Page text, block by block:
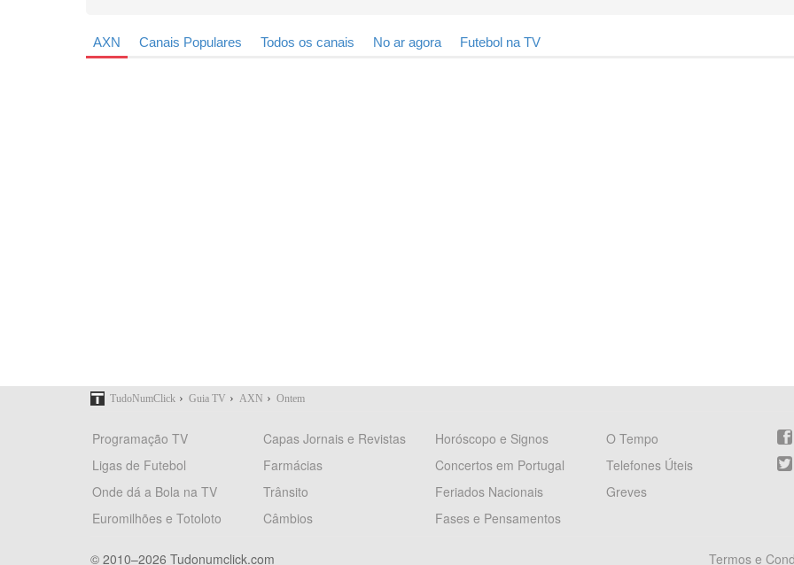
AXN Canais Populares Todos os canais No ar agora Futebol na TV
TudoNumClick › Guia TV › AXN › Ontem
Programação TV
Ligas de Futebol
Onde dá a Bola na TV
Euromilhões e Totoloto
Capas Jornais e Revistas
Farmácias
Trânsito
Câmbios
Horóscopo e Signos
Concertos em Portugal
Feriados Nacionais
Fases e Pensamentos
O Tempo
Telefones Úteis
Greves
© 2010–2026 Tudonumclick.com Termos e